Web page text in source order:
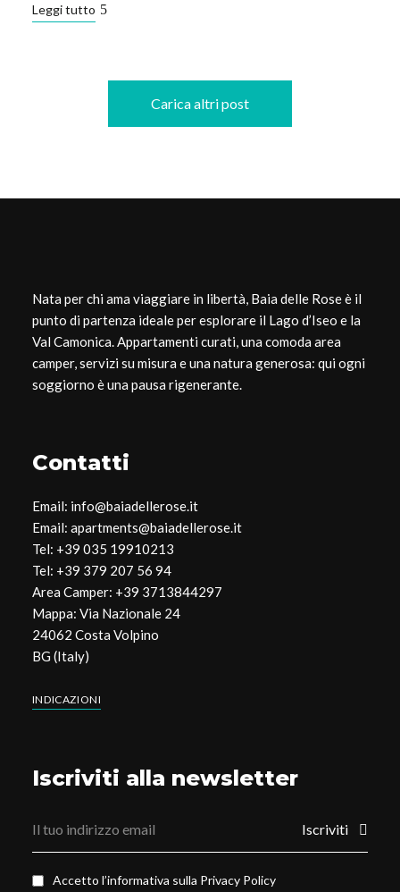
Leggi tutto
Carica altri post
Nata per chi ama viaggiare in libertà, Baia delle Rose è il
punto di partenza ideale per esplorare il Lago d’Iseo e la
Val Camonica. Appartamenti curati, una comoda area
camper, servizi su misura e una natura generosa: qui ogni
soggiorno è una pausa rigenerante.
Contatti
Email: info@baiadellerose.it
Email: apartments@baiadellerose.it
Tel: +39 035 19910213
Tel: +39 379 207 56 94
Area Camper: +39 3713844297
Mappa: Via Nazionale 24
24062 Costa Volpino
BG (Italy)
INDICAZIONI
Iscriviti alla newsletter
Iscriviti
Accetto l’informativa sulla Privacy Policy